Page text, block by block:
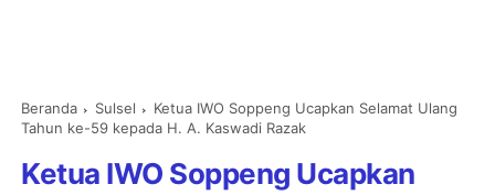
Beranda Sulsel
Ketua IWO Soppeng Ucapkan Selamat Ulang
Tahun ke-59 kepada H. A. Kaswadi Razak
Ketua IWO Soppeng Ucapkan